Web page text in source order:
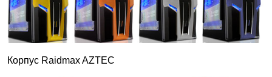
Корпус Raidmax AZTEC